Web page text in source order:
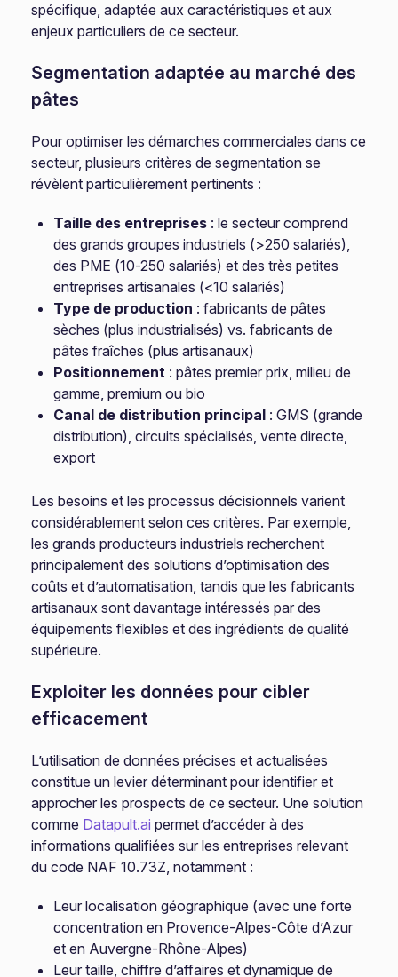
spécifique, adaptée aux caractéristiques et aux
enjeux particuliers de ce secteur.
Segmentation adaptée au marché des
pâtes
Pour optimiser les démarches commerciales dans ce
secteur, plusieurs critères de segmentation se
révèlent particulièrement pertinents :
Taille des entreprises : le secteur comprend
des grands groupes industriels (>250 salariés),
des PME (10-250 salariés) et des très petites
entreprises artisanales (<10 salariés)
Type de production : fabricants de pâtes
sèches (plus industrialisés) vs. fabricants de
pâtes fraîches (plus artisanaux)
Positionnement : pâtes premier prix, milieu de
gamme, premium ou bio
Canal de distribution principal : GMS (grande
distribution), circuits spécialisés, vente directe,
export
Les besoins et les processus décisionnels varient
considérablement selon ces critères. Par exemple,
les grands producteurs industriels recherchent
principalement des solutions d’optimisation des
coûts et d’automatisation, tandis que les fabricants
artisanaux sont davantage intéressés par des
équipements flexibles et des ingrédients de qualité
supérieure.
Exploiter les données pour cibler
efficacement
L’utilisation de données précises et actualisées
constitue un levier déterminant pour identifier et
approcher les prospects de ce secteur. Une solution
comme Datapult.ai permet d’accéder à des
informations qualifiées sur les entreprises relevant
du code NAF 10.73Z, notamment :
Leur localisation géographique (avec une forte
concentration en Provence-Alpes-Côte d’Azur
et en Auvergne-Rhône-Alpes)
Leur taille, chiffre d’affaires et dynamique de